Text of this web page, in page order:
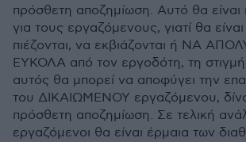
πρόσθετη αποζημίωση. Αυτό θα είναι
για τους εργαζόμενους, γιατί θα
πιέζονται, να εκβιάζονται ή ΝΑ
ΕΥΚΟΛΑ από τον εργοδότη, τη στιγμή
αυτός θα μπορεί να αποφύγει την
του ΔΙΚΑΙΩΜΕΝΟΥ εργαζόμενου,
πρόσθετη αποζημίωση. Σε τελική
εργαζόμενοι θα είναι έρμαια των